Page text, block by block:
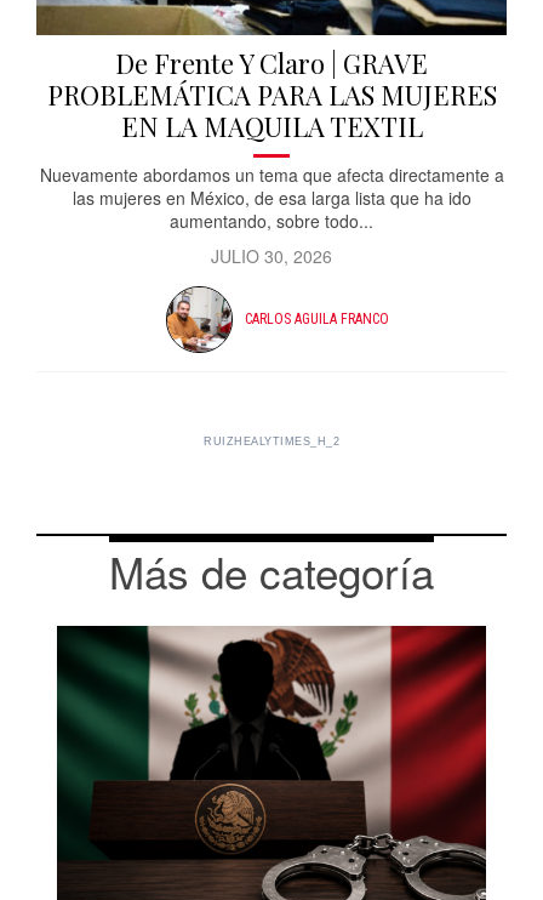
De Frente Y Claro | GRAVE
PROBLEMÁTICA PARA LAS MUJERES
EN LA MAQUILA TEXTIL
Nuevamente abordamos un tema que afecta directamente a
las mujeres en México, de esa larga lista que ha ido
aumentando, sobre todo...
JULIO 30, 2026
CARLOS AGUILA FRANCO
RUIZHEALYTIMES_H_2
Más de categoría